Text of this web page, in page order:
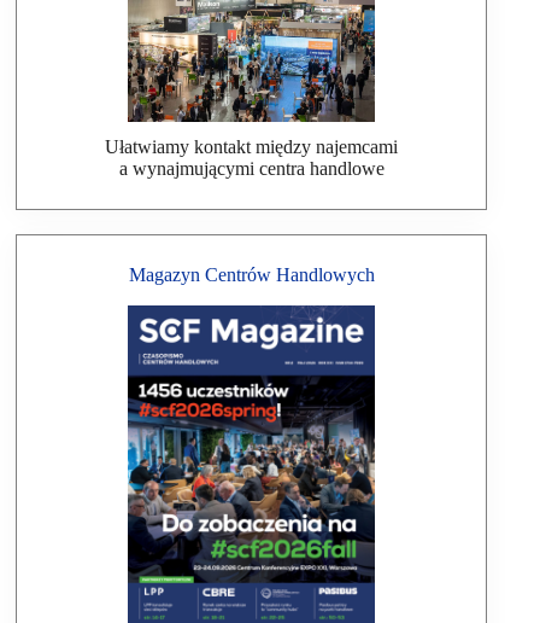
Ułatwiamy kontakt między najemcami
a wynajmującymi centra handlowe
Magazyn Centrów Handlowych